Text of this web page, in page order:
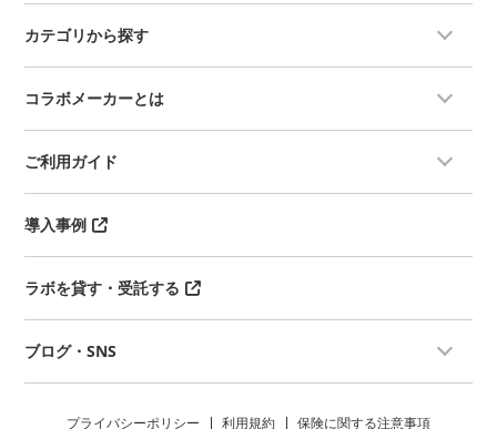
カテゴリから探す
コラボメーカーとは
ご利用ガイド
導入事例
ラボを貸す・受託する
ブログ・SNS
プライバシーポリシー 利用規約
保険に関する注意事項